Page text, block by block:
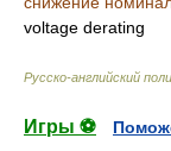
voltage derating
Русско-английский
Игры ⚽